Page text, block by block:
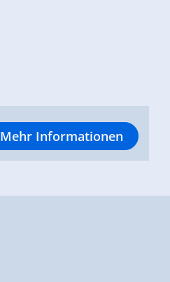
Mehr Informationen